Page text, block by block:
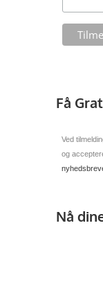
Få
Ved
og
Nå